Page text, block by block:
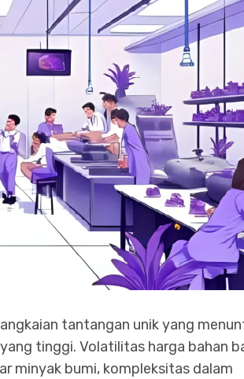
tantangan unik yang
tinggi. Volatilitas harga bahan
minyak bumi, kompleksitas dalam